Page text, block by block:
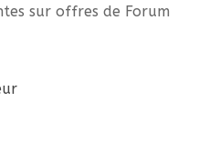
sur offres de Forum